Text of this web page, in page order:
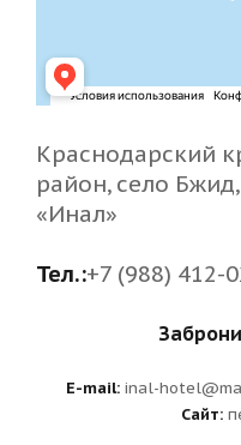
Краснодарский
район, село
«Инал»
Тел.:+7 (988) 412-
E-mail: inal-
Сайт: